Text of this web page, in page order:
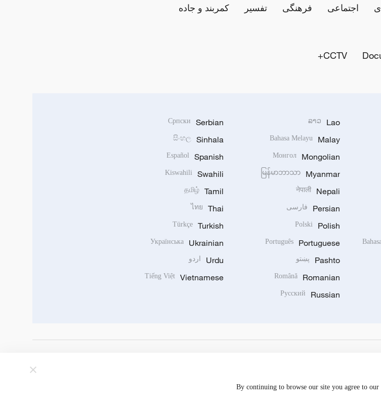
اجتماعی فرهنگی تفسیر کمربند و جاده
CCTV+
Lao
ລາວ
Malay
Bahasa Melayu
Mongolian
Монгол
Myanmar
မြန်မာဘာသာ
Nepali
नेपाली
Persian فارسی
Polish
Polski
Portuguese
Português
Pashto پښتو
Romanian
Română
Russian
Русский
Serbian
Српски
Sinhala
සිංහල
Spanish
Español
Swahili
Kiswahili
Tamil
தமிழ்
Thai
ไทย
Turkish
Türkçe
Ukrainian
Українська
Urdu اردو
Vietnamese
Tiếng Việt
By continuing to browse our site you agree to